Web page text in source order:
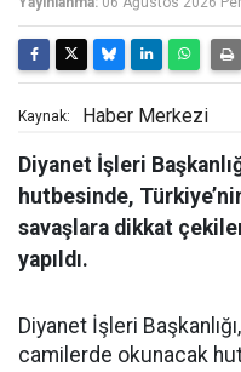
Kaynak: Haber Merkezi
Diyanet İşleri
hutbesinde,
savaşlara dikkat
yapıldı.
Diyanet İşleri
camilerde okunacak